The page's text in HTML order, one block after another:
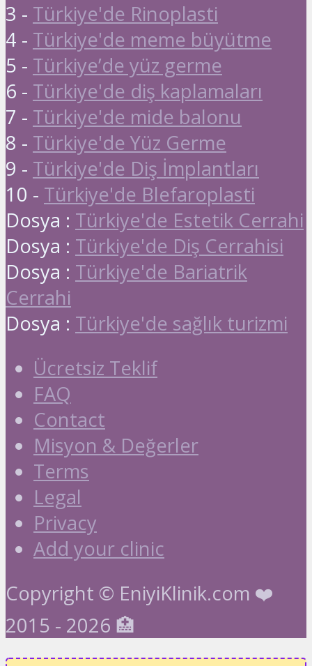
3 - Türkiye'de Rinoplasti
4 - Türkiye'de meme büyütme
5 - Türkiye’de yüz germe
6 - Türkiye'de diş kaplamaları
7 - Türkiye'de mide balonu
8 - Türkiye'de Yüz Germe
9 - Türkiye'de Diş İmplantları
10 - Türkiye'de Blefaroplasti
Dosya : Türkiye'de Estetik Cerrahi
Dosya : Türkiye'de Diş Cerrahisi
Dosya : Türkiye'de Bariatrik
Cerrahi
Dosya : Türkiye'de sağlık turizmi
Ücretsiz Teklif
FAQ
Contact
Misyon & Değerler
Terms
Legal
Privacy
Add your clinic
Copyright © EniyiKlinik.com ❤️
2015 - 2026 🏥